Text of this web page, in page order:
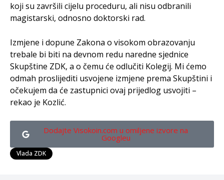
koji su završili cijelu proceduru, ali nisu odbranili
magistarski, odnosno doktorski rad.
Izmjene i dopune Zakona o visokom obrazovanju
trebale bi biti na devnom redu naredne sjednice
Skupštine ZDK, a o čemu će odlučiti Kolegij. Mi ćemo
odmah proslijediti usvojene izmjene prema Skupštini i
očekujem da će zastupnici ovaj prijedlog usvojiti –
rekao je Kozlić.
Dodajte Visokoin.com u omiljene izvore na
Googleu
Vlada ZDK